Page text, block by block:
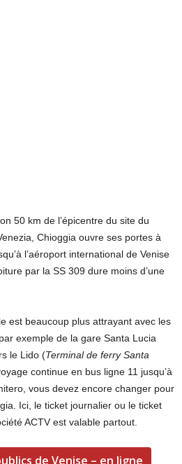
50 km de l’épicentre du site du
Chioggia ouvre ses portes à
l’aéroport international de Venise
par la SS 309 dure moins d’une
est beaucoup plus attrayant avec les
exemple de la gare Santa Lucia
le Lido (Terminal de ferry Santa
continue en bus ligne 11 jusqu’à
vous devez encore changer pour
Ici, le ticket journalier ou le ticket
ACTV est valable partout.
de Venise – en ligne